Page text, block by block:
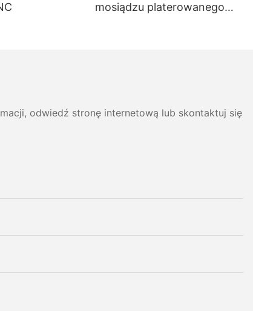
mosiądzu platerowanego
odwiedź stronę internetową lub skontaktuj się